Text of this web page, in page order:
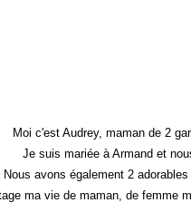
Moi c'est Audrey, maman de 2
Je suis mariée à Armand et
Nous avons également 2
ma vie de maman, de femme